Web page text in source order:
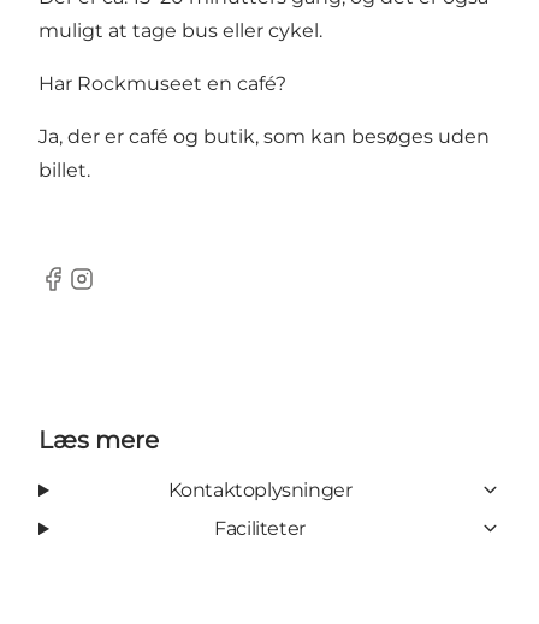
muligt at tage bus eller cykel.
Har Rockmuseet en café?
Ja, der er café og butik, som kan besøges uden
billet.
Facebook
Instagram
Læs mere
Kontaktoplysninger
Faciliteter